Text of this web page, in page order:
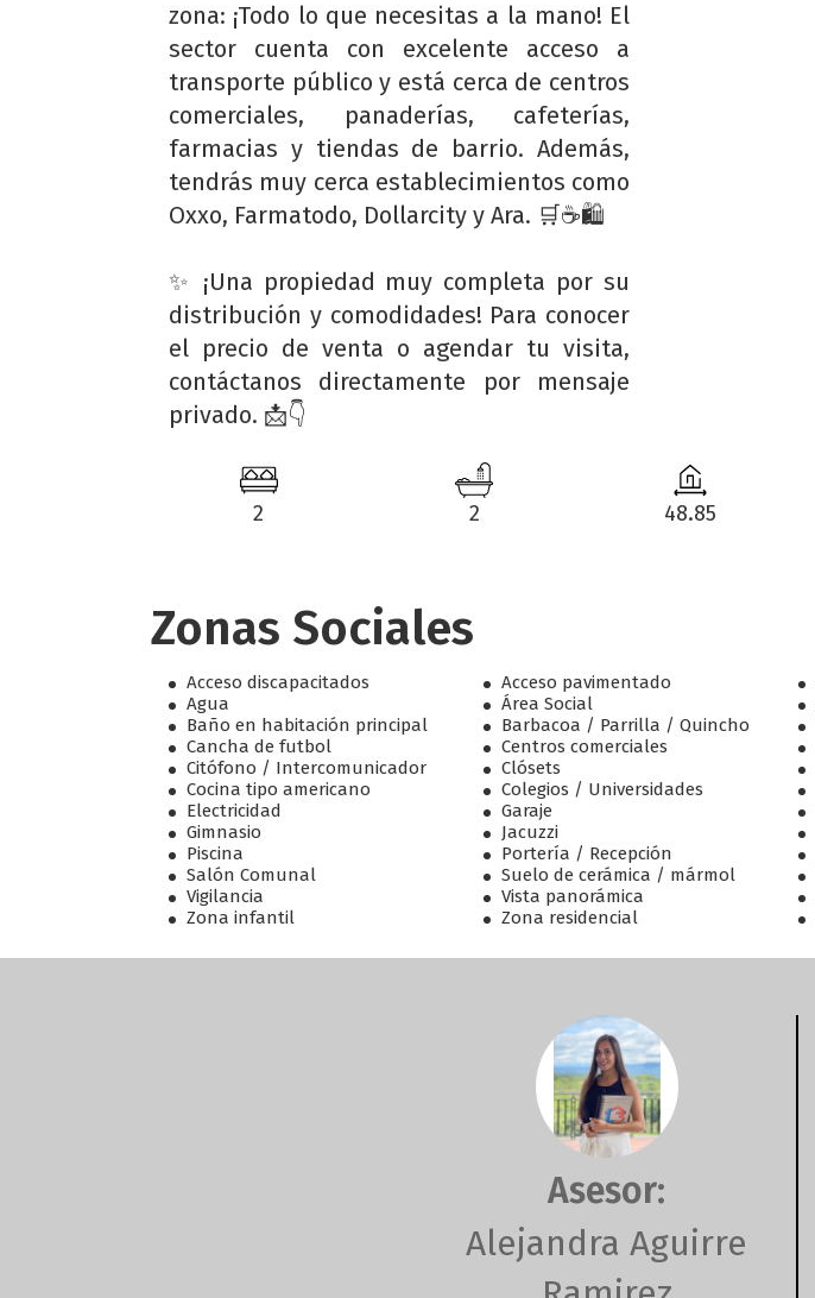
zona: ¡Todo lo que necesitas a la mano! El
sector cuenta con excelente acceso a
transporte público y está cerca de centros
comerciales, panaderías, cafeterías,
farmacias y tiendas de barrio. Además,
tendrás muy cerca establecimientos como
Oxxo, Farmatodo, Dollarcity y Ara. 🛒☕🛍️
✨ ¡Una propiedad muy completa por su
distribución y comodidades! Para conocer
el precio de venta o agendar tu visita,
contáctanos directamente por mensaje
privado. 📩👇
2 2 48.85
Zonas Sociales
Acceso discapacitados Acceso pavimentado
Agua
Área Social
Baño en habitación principal
Barbacoa / Parrilla / Quincho
Cancha de futbol
Centros comerciales
Citófono / Intercomunicador
Clósets
Cocina tipo americano
Colegios / Universidades
Electricidad
Garaje
Gimnasio
Jacuzzi
Piscina
Portería / Recepción
Salón Comunal
Suelo de cerámica / mármol
Vigilancia
Vista panorámica
Zona infantil
Zona residencial
Asesor:
Alejandra Aguirre